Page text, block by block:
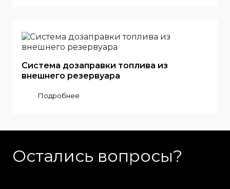
Система дозаправки топлива из
внешнего резервуара
Подробнее
Остались вопросы?